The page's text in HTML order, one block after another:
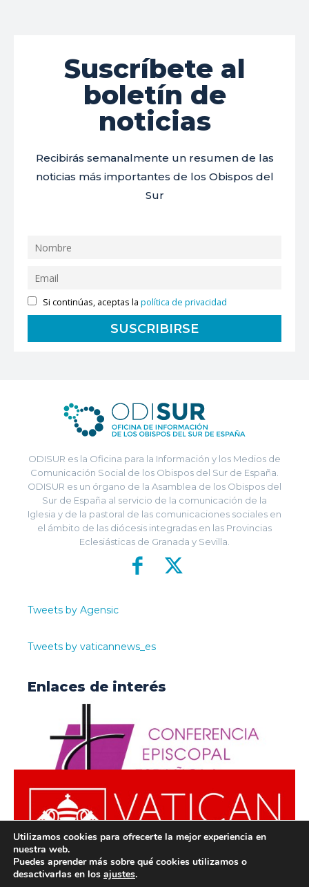
Suscríbete al
boletín de
noticias
Recibirás semanalmente un resumen de las
noticias más importantes de los Obispos del
Sur
Si continúas, aceptas lapolítica de privacidad
ODISUR es la Oficina para la Información y los Medios de
Comunicación Social de los Obispos del Sur de España.
ODISUR es un órgano de la Asamblea de los Obispos del
Sur de España al servicio de la comunicación de la
Iglesia y de la pastoral de las comunicaciones sociales en
el ámbito de las diócesis integradas en las Provincias
Eclesiásticas de Granada y Sevilla.
Tweets by Agensic
Tweets by vaticannews_es
Enlaces de interés
Utilizamos cookies para ofrecerte la mejor experiencia en
nuestra web.
Puedes aprender más sobre qué cookies utilizamos o
desactivarlas en los ajustes.